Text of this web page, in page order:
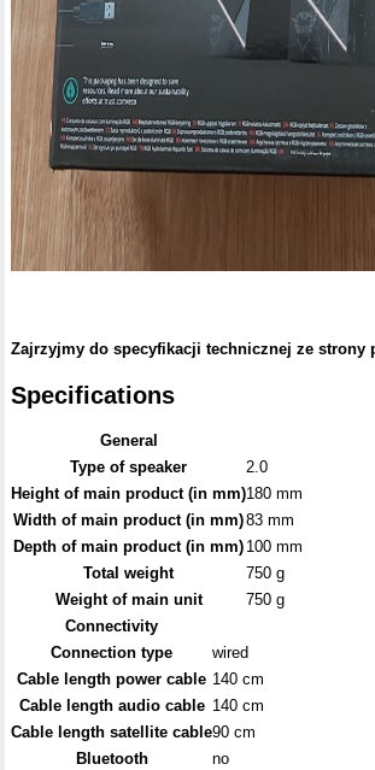
Zajrzyjmy do specyfikacji technicznej ze strony
Specifications
General
Type of speaker
2.0
Height of main product (in mm)180 mm
Width of main product (in mm)83 mm
Depth of main product (in mm) 100 mm
Total weight
750 g
Weight of main unit
750 g
Connectivity
Connection type
wired
Cable length power cable 140 cm
Cable length audio cable 140 cm
Cable length satellite cable90 cm
Bluetooth
no